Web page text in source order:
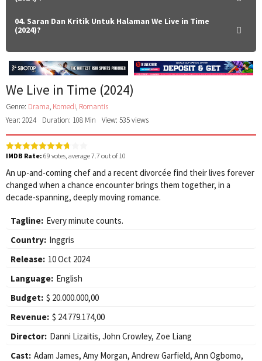
04. Saran Dan Kritik Untuk Halaman We Live in Time
(2024)?
We Live in Time (2024)
Genre: Drama, Komedi, Romantis
Year: 2024
Duration: 108 Min View: 535 views
IMDB Rate: 69 votes, average7.7 out of 10
An up-and-coming chef and a recent divorcée find their lives forever
changed when a chance encounter brings them together, in a
decade-spanning, deeply moving romance.
Tagline: Every minute counts.
Country: Inggris
Release: 10 Oct 2024
Language: English
Budget: $ 20.000.000,00
Revenue: $ 24.779.174,00
Director: Danni Lizaitis, John Crowley, Zoe Liang
Cast: Adam James, Amy Morgan, Andrew Garfield, Ann Ogbomo,